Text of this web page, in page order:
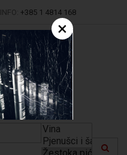
INFO:+385 1 4814 168
EN
×